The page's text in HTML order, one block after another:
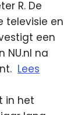
R. De
televisie en
een
NU.nl na
Lees
in het